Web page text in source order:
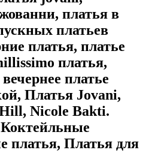
платья в
платьев
платья, платье
платья,
платье
Платья Jovani,
Nicole Bakti.
платья, Платья для